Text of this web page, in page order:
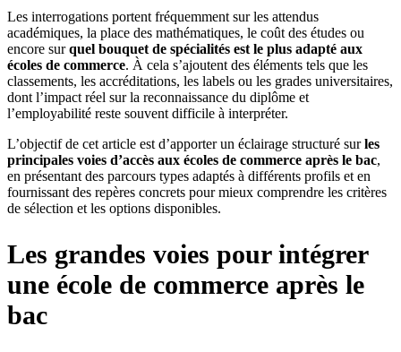
Les interrogations portent fréquemment sur les attendus
académiques, la place des mathématiques, le coût des études ou
encore surquel bouquet de spécialités est le plus adapté aux
écoles de commerce. À cela s’ajoutent des éléments tels que les
classements, les accréditations, les labels ou les grades universitaires,
dont l’impact réel sur la reconnaissance du diplôme et
l’employabilité reste souvent difficile à interpréter.
L’objectif de cet article est d’apporter un éclairage structuré surles
principales voies d’accès aux écoles de commerce après le bac,
en présentant des parcours types adaptés à différents profils et en
fournissant des repères concrets pour mieux comprendre les critères
de sélection et les options disponibles.
Les grandes voies pour intégrer
une école de commerce après le
bac